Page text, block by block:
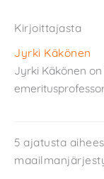
Kirjoittajasta
Jyrki Käkönen
Jyrki Käkönen
5 ajatusta